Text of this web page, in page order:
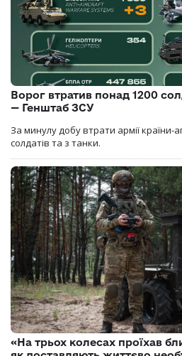
Ворог втратив понад 1200
— Генштаб ЗСУ
За минулу добу втрати армії країни-
солдатів та з танки.
«На трьох колесах проїхав